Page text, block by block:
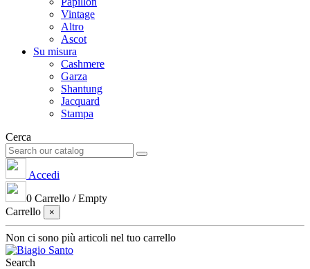
Vintage
Altro
Ascot
Su misura
Cashmere
Garza
Shantung
Jacquard
Stampa
Cerca
Accedi
0 Carrello /Empty
Carrello
×
Non ci sono più articoli nel tuo carrello
Search